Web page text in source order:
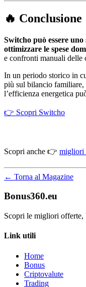
🔥 Conclusione
Switcho può essere
ottimizzare le spese
e confronti manuali delle
In un periodo storico in
più sul bilancio
l’efficienza energetica
👉 Scopri Switcho
Scopri anche 👉 migliori
← Torna al Magazine
Bonus360.eu
Scopri le migliori offerte,
Link utili
Home
Bonus
Criptovalute
Trading